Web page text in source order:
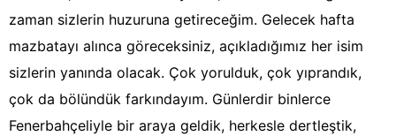
zaman sizlerin huzuruna getireceğim. Gelecek hafta
mazbatayı alınca göreceksiniz, açıkladığımız her isim
sizlerin yanında olacak. Çok yorulduk, çok yıprandık,
çok da bölündük farkındayım. Günlerdir binlerce
Fenerbahçeliyle bir araya geldik, herkesle dertleştik,